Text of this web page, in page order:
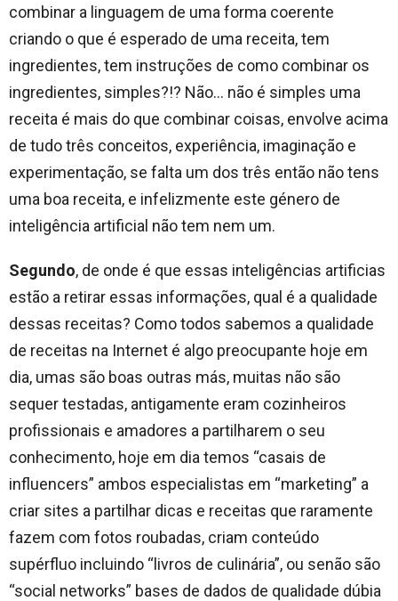
combinar a linguagem de uma forma coerente
criando o que é esperado de uma receita, tem
ingredientes, tem instruções de como combinar os
ingredientes, simples?!? Não… não é simples uma
receita é mais do que combinar coisas, envolve acima
de tudo três conceitos, experiência, imaginação e
experimentação, se falta um dos três então não tens
uma boa receita, e infelizmente este género de
inteligência artificial não tem nem um.
Segundo, de onde é que essas inteligências artificias
estão a retirar essas informações, qual é a qualidade
dessas receitas? Como todos sabemos a qualidade
de receitas na Internet é algo preocupante hoje em
dia, umas são boas outras más, muitas não são
sequer testadas, antigamente eram cozinheiros
profissionais e amadores a partilharem o seu
conhecimento, hoje em dia temos “casais de
influencers” ambos especialistas em “marketing” a
criar sites a partilhar dicas e receitas que raramente
fazem com fotos roubadas, criam conteúdo
supérfluo incluindo “livros de culinária”, ou senão são
“social networks” bases de dados de qualidade dúbia